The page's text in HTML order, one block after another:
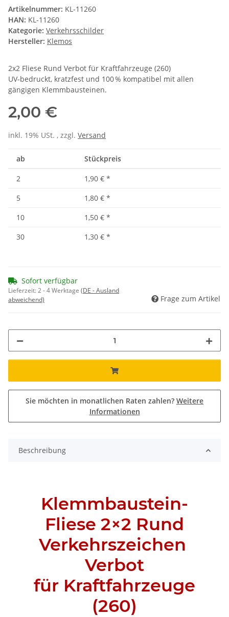
Artikelnummer: KL-11260
HAN: KL-11260
Kategorie: Verkehrsschilder
Hersteller: Klemos
2x2 Fliese Rund Verbot für Kraftfahrzeuge (260)
UV-bedruckt, kratzfest und 100 % kompatibel mit allen
gängigen Klemmbausteinen.
2,00 €
inkl. 19% USt. , zzgl. Versand
ab Stückpreis
2 1,90 € *
5
1,80 € *
10
1,50 € *
30
1,30 € *
Sofort verfügbar
Lieferzeit:2 - 4 Werktage (DE - Ausland
abweichend)
Frage zum Artikel
Sie möchten in monatlichen Raten zahlen? Weitere
Informationen
Beschreibung
Klemmbaustein-
Fliese 2×2 Rund
Verkehrszeichen
Verbot
für Kraftfahrzeuge
(260)